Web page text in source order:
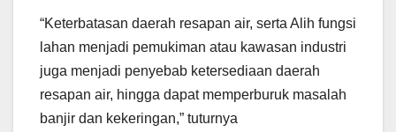
“Keterbatasan daerah resapan air, serta Alih fungsi
lahan menjadi pemukiman atau kawasan industri
juga menjadi penyebab ketersediaan daerah
resapan air, hingga dapat memperburuk masalah
banjir dan kekeringan,” tuturnya